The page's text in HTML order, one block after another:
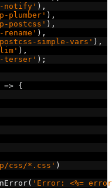
notify' ),
plumber' ),
postcss' ),
),
simple-vars' ),
),
terser' );
=> {
css/*.css' )
( 'Error: <%=